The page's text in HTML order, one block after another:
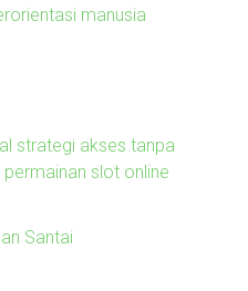
manusia
strategi akses tanpa
slot online
Santai